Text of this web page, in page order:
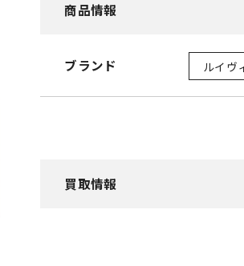
商品情報
ブランド ルイヴ
買取情報